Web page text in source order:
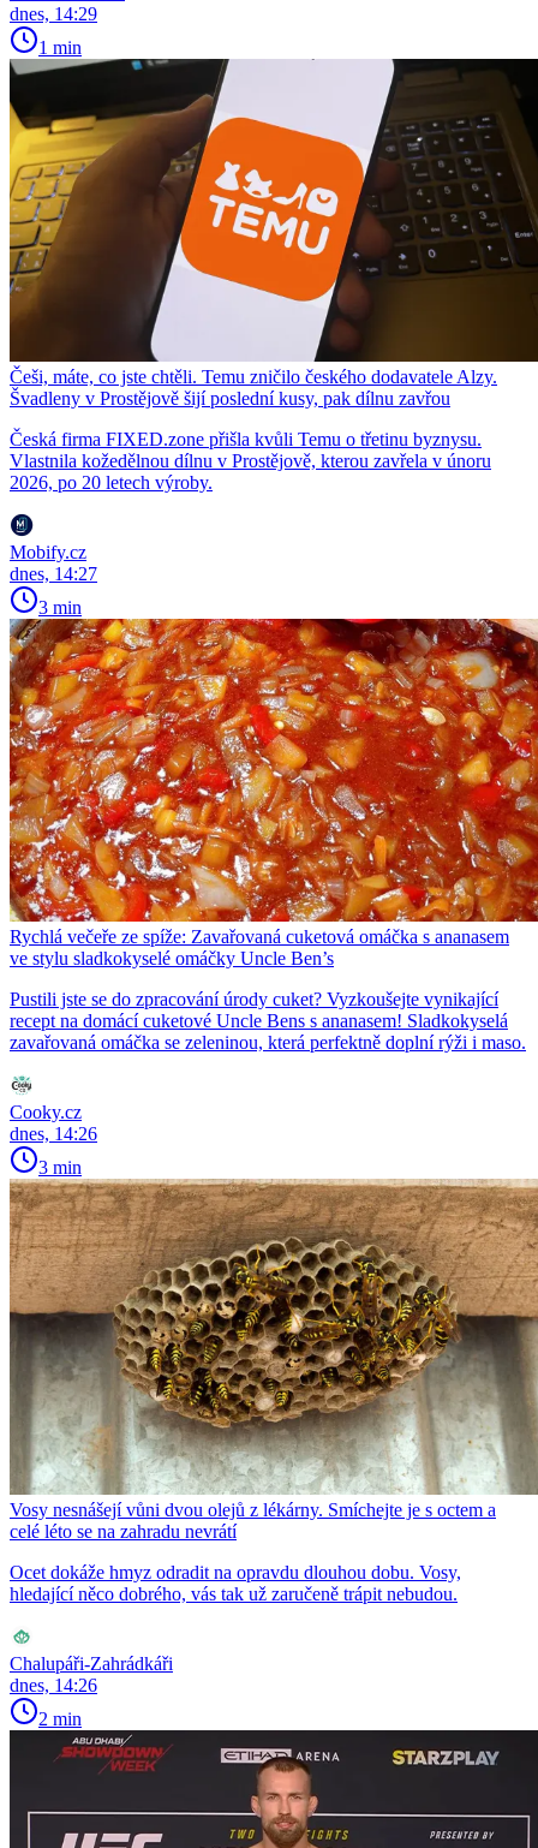
dnes, 14:29
1 min
Češi, máte, co jste chtěli. Temu zničilo českého dodavatele Alzy.
Švadleny v Prostějově šijí poslední kusy, pak dílnu zavřou
Česká firma FIXED.zone přišla kvůli Temu o třetinu byznysu.
Vlastnila kožedělnou dílnu v Prostějově, kterou zavřela v únoru
2026, po 20 letech výroby.
Mobify.cz
dnes, 14:27
3 min
Rychlá večeře ze spíže: Zavařovaná cuketová omáčka s ananasem
ve stylu sladkokyselé omáčky Uncle Ben’s
Pustili jste se do zpracování úrody cuket? Vyzkoušejte vynikající
recept na domácí cuketové Uncle Bens s ananasem! Sladkokyselá
zavařovaná omáčka se zeleninou, která perfektně doplní rýži i maso.
Cooky.cz
dnes, 14:26
3 min
Vosy nesnášejí vůni dvou olejů z lékárny. Smíchejte je s octem a
celé léto se na zahradu nevrátí
Ocet dokáže hmyz odradit na opravdu dlouhou dobu. Vosy,
hledající něco dobrého, vás tak už zaručeně trápit nebudou.
Chalupáři-Zahrádkáři
dnes, 14:26
2 min